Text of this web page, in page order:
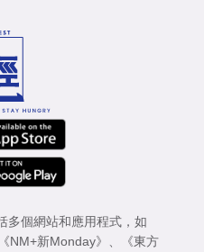
多個網站和應用程式，如
《NM+新Monday》
《東方